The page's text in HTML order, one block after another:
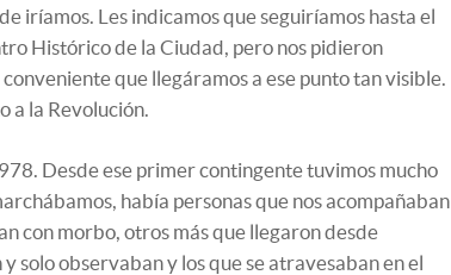
iríamos. Les indicamos que seguiríamos hasta el
Histórico de la Ciudad, pero nos pidieron
que llegáramos a ese punto tan visible.
a la Revolución.
Desde ese primer contingente tuvimos mucho
había personas que nos acompañaban
con morbo, otros más que llegaron desde
solo observaban y los que se atravesaban en el